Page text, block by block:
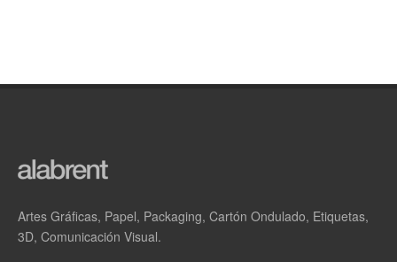
Artes Gráficas, Papel, Packaging, Cartón Ondulado, Etiquetas,
3D, Comunicación Visual.